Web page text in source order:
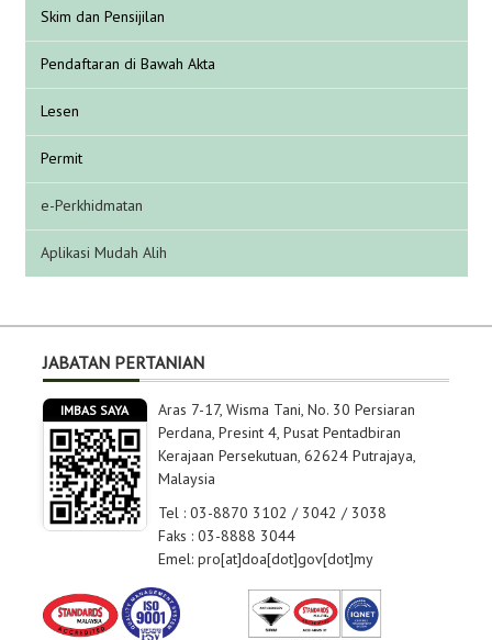
Skim dan Pensijilan
Pendaftaran di Bawah Akta
Lesen
Permit
e-Perkhidmatan
Aplikasi Mudah Alih
JABATAN PERTANIAN
IMBAS SAYA
Aras 7-17, Wisma Tani, No. 30 Persiaran
Perdana, Presint 4, Pusat Pentadbiran
Kerajaan Persekutuan, 62624 Putrajaya,
Malaysia
Tel : 03-8870 3102 / 3042 / 3038
Faks : 03-8888 3044
Emel: pro[at]doa[dot]gov[dot]my